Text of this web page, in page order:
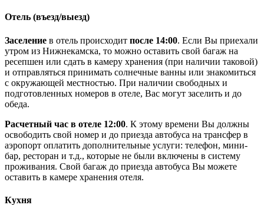
Отель (въезд/выезд)
Заселение в отель происходит после 14:00. Если Вы приехали
утром из Нижнекамска, то можно оставить свой багаж на
ресепшен или сдать в камеру хранения (при наличии таковой)
и отправляться принимать солнечные ванны или знакомиться
с окружающей местностью. При наличии свободных и
подготовленных номеров в отеле, Вас могут заселить и до
обеда.
Расчетный час в отеле 12:00. К этому времени Вы должны
освободить свой номер и до приезда автобуса на трансфер в
аэропорт оплатить дополнительные услуги: телефон, мини-
бар, ресторан и т.д., которые не были включены в систему
проживания. Свой багаж до приезда автобуса Вы можете
оставить в камере хранения отеля.
Кухня